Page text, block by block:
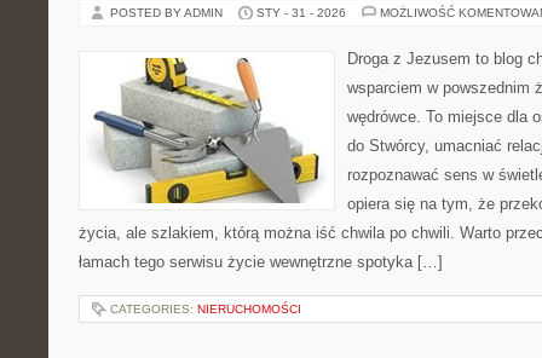
POSTED BY ADMIN STY - 31 - 2026 MOŻLIWOŚĆ
Droga z Jezusem to blog
wsparciem w powszednim
wędrówce. To miejsce dla
do Stwórcy, umacniać
rozpoznawać sens w
opiera się na tym, że
życia, ale szlakiem, którą można iść chwila po chwili. Warto
łamach tego serwisu życie wewnętrzne spotyka […]
CATEGORIES: NIERUCHOMOŚCI